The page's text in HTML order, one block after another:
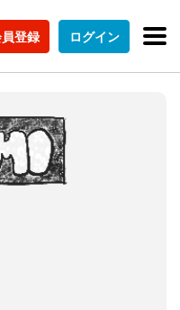
登録 ログイン